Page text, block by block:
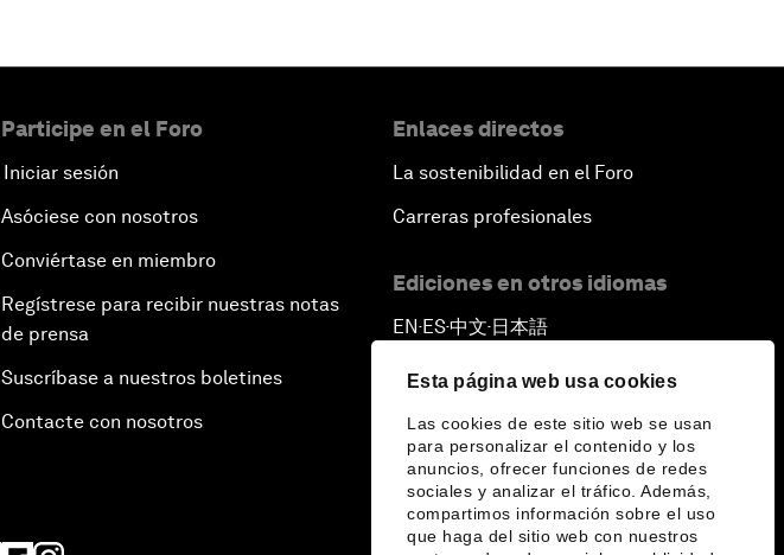
Esta página web usa cookies
Las cookies de este sitio web se usan
para personalizar el contenido y los
anuncios, ofrecer funciones de redes
sociales y analizar el tráfico. Además,
compartimos información sobre el uso
que haga del sitio web con nuestros
Participe en el Foro
Iniciar sesión
Asóciese con nosotros
Conviértase en miembro
Regístrese para recibir nuestras notas
de prensa
Suscríbase a nuestros boletines
Contacte con nosotros
Enlaces directos
La sostenibilidad en el Foro
Carreras profesionales
Ediciones en otros idiomas
EN ▪ ES▪中文▪ 日本語